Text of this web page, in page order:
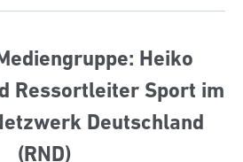
Heiko
Ressortleiter Sport im
Deutschland
(RND)